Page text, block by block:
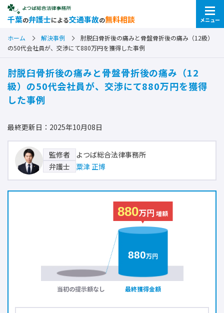
千葉の弁護士による交通事故の無料相談 メニュー
ホーム 解決事例
肘脱臼骨折後の痛みと骨盤骨折後の痛み（12級）
の50代会社員が、交渉にて880万円を獲得した事例
肘脱臼骨折後の痛みと骨盤骨折後の痛み（12
級）の50代会社員が、交渉にて880万円を獲得
した事例
最終更新日：2025年10月08日
監修者
よつば総合法律事務所
弁護士
粟津 正博
当初の提示額なし 最終獲得金額
880万円
880万円 増額